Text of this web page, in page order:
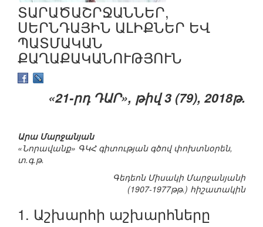
ՏԱՐԱԾԱՇՐՋԱՆՆԵՐ,
ՍԵՐՆԴԱՅԻՆ ԱԼԻՔՆԵՐ ԵՎ
ՊԱՏՄԱԿԱՆ
ՔԱՂԱՔԱԿԱՆՈՒԹՅՈՒՆ
«21-րդ ԴԱՐ», թիվ 3 (79), 2018թ.
Արա Մարջանյան
«Նորավանք» ԳԿՀ գիտության գծով փոխտնօրեն,
տ.գ.թ.
Գեդեոն Միսակի Մարջանյանի
(1907-1977թթ.) հիշատակին
1. Աշխարհի աշխարհները